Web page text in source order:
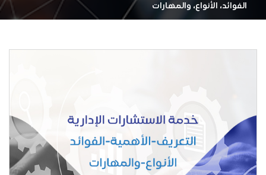
الفوائد، الأنواع، والمهارات